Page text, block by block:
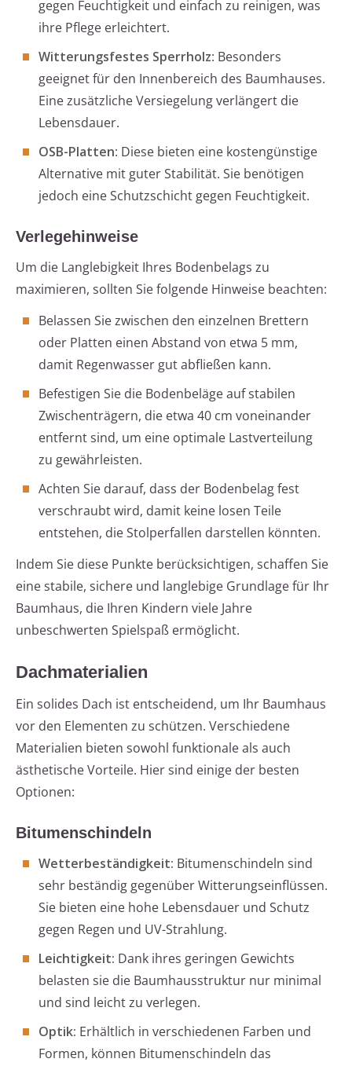
gegen Feuchtigkeit und einfach zu reinigen, was
ihre Pflege erleichtert.
Witterungsfestes Sperrholz: Besonders
geeignet für den Innenbereich des Baumhauses.
Eine zusätzliche Versiegelung verlängert die
Lebensdauer.
OSB-Platten: Diese bieten eine kostengünstige
Alternative mit guter Stabilität. Sie benötigen
jedoch eine Schutzschicht gegen Feuchtigkeit.
Verlegehinweise
Um die Langlebigkeit Ihres Bodenbelags zu
maximieren, sollten Sie folgende Hinweise beachten:
Belassen Sie zwischen den einzelnen Brettern
oder Platten einen Abstand von etwa 5 mm,
damit Regenwasser gut abfließen kann.
Befestigen Sie die Bodenbeläge auf stabilen
Zwischenträgern, die etwa 40 cm voneinander
entfernt sind, um eine optimale Lastverteilung
zu gewährleisten.
Achten Sie darauf, dass der Bodenbelag fest
verschraubt wird, damit keine losen Teile
entstehen, die Stolperfallen darstellen könnten.
Indem Sie diese Punkte berücksichtigen, schaffen Sie
eine stabile, sichere und langlebige Grundlage für Ihr
Baumhaus, die Ihren Kindern viele Jahre
unbeschwerten Spielspaß ermöglicht.
Dachmaterialien
Ein solides Dach ist entscheidend, um Ihr Baumhaus
vor den Elementen zu schützen. Verschiedene
Materialien bieten sowohl funktionale als auch
ästhetische Vorteile. Hier sind einige der besten
Optionen:
Bitumenschindeln
Wetterbeständigkeit: Bitumenschindeln sind
sehr beständig gegenüber Witterungseinflüssen.
Sie bieten eine hohe Lebensdauer und Schutz
gegen Regen und UV-Strahlung.
Leichtigkeit: Dank ihres geringen Gewichts
belasten sie die Baumhausstruktur nur minimal
und sind leicht zu verlegen.
Optik: Erhältlich in verschiedenen Farben und
Formen, können Bitumenschindeln das